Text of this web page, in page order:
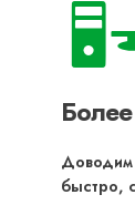
Доводим
быстро,